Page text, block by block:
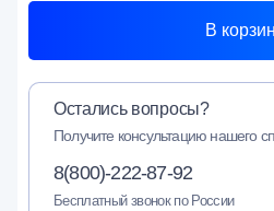
В
Остались вопросы?
Получите консультацию нашего
8(800)-222-87-92
Бесплатный звонок по России